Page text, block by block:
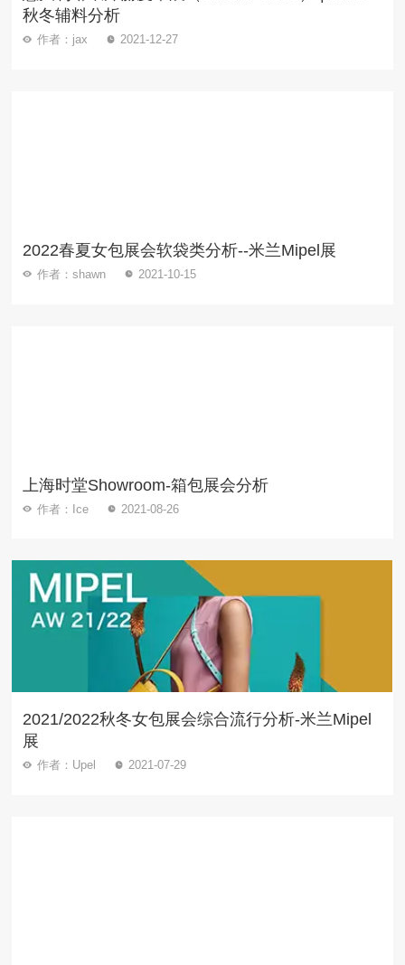
秋冬辅料分析
作者：jax 2021-12-27
2022春夏女包展会软袋类分析--米兰Mipel展
作者：shawn 2021-10-15
上海时堂Showroom-箱包展会分析
作者：Ice 2021-08-26
2021/2022秋冬女包展会综合流行分析-米兰Mipel
展
作者：Upel 2021-07-29